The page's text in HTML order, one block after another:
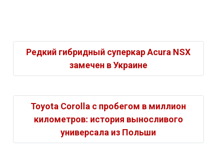
Редкий гибридный суперкар Acura NSX
замечен в Украине
Toyota Corolla с пробегом в миллион
километров: история выносливого
универсала из Польши